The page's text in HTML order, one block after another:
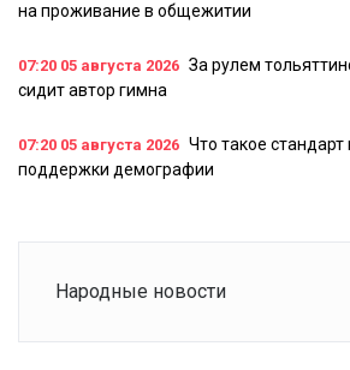
на проживание в общежитии
07:20 05 августа 2026 За рулем
сидит автор гимна
07:20 05 августа 2026 Что такое
поддержки демографии
Народные новости